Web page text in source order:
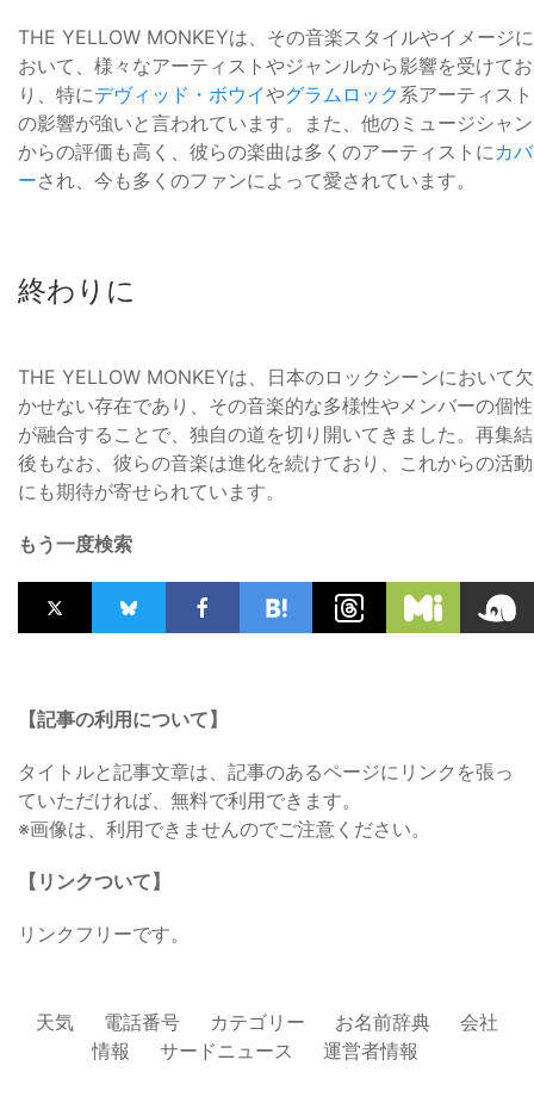
THE YELLOW MONKEYは、その音楽スタイルやイメージに
おいて、様々なアーティストやジャンルから影響を受けてお
り、特にデヴィッド・ボウイやグラムロック 系アーティスト
の影響が強いと言われています。また、他のミュージシャン
からの評価も高く、彼らの楽曲は多くのアーティストにカバ
ーされ、今も多くのファンによって愛されています。
終わりに
THE YELLOW MONKEYは、日本のロックシーンにおいて欠
かせない存在であり、その音楽的な多様性やメンバーの個性
が融合することで、独自の道を切り開いてきました。再集結
後もなお、彼らの音楽は進化を続けており、これからの活動
にも期待が寄せられています。
もう一度検索
【記事の利用について】
タイトルと記事文章は、記事のあるページにリンクを張っ
ていただければ、無料で利用できます。
※画像は、利用できませんのでご注意ください。
【リンクついて】
リンクフリーです。
天気 電話番号 カテゴリー お名前辞典
会社
情報
サードニュース 運営者情報